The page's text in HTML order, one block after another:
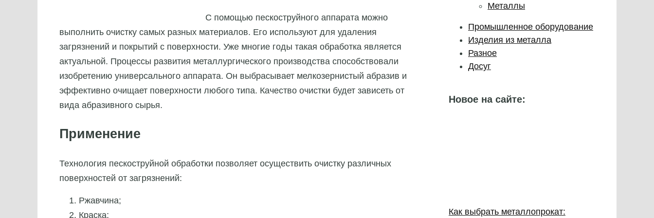
С помощью пескоструйного аппарата можно
выполнить очистку самых разных материалов. Его используют для удаления
загрязнений и покрытий с поверхности. Уже многие годы такая обработка является
актуальной. Процессы развития металлургического производства способствовали
изобретению универсального аппарата. Он выбрасывает мелкозернистый абразив и
эффективно очищает поверхности любого типа. Качество очистки будет зависеть от
вида абразивного сырья.
Применение
Технология пескоструйной обработки позволяет осуществить очистку различных
поверхностей от загрязнений:
Ржавчина;
Краска;
Металлы
Промышленное оборудование
Изделия из металла
Разное
Досуг
Новое на сайте:
Как выбрать металлопрокат: